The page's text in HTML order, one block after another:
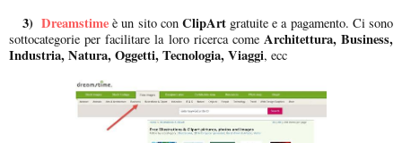
3) Dreamstimeè un sito con ClipArtgratuite e a pagamento. Ci sono
sottocategorie per facilitare la loro ricerca come Architettura, Business,
Industria, Natura, Oggetti, Tecnologia, Viaggi, ecc